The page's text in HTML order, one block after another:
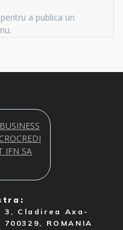
a publica un
Cladirea Axa-
ROMANIA